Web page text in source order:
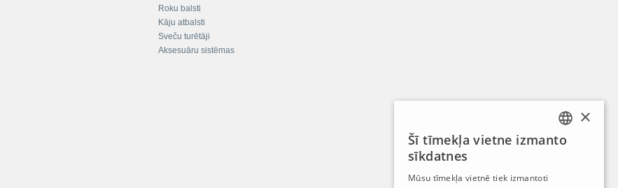
Roku balsti
Kāju atbalsti
Sveču turētāji
Aksesuāru sistēmas
LATVIAN
×
Šī tīmekļa vietne izmanto
sīkdatnes
Mūsu tīmekļa vietnē tiek izmantoti